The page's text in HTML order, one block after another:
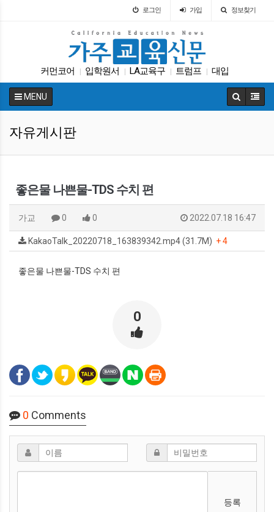
로그인 가입 정보찾기
커먼코어 입학원서 LA교육구 트럼프 대입
DACA 봉사활동 UC Fafsa 에세이
MENU
자유게시판
좋은물 나쁜물-TDS 수치 편
가교 0 0 2022.07.18 16:47
KakaoTalk_20220718_163839342.mp4 (31.7M) + 4
좋은물 나쁜물-TDS 수치 편
0
0 Comments
등록